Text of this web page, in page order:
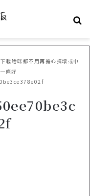
載啥咪都不用再擔心搞壞或中
條好